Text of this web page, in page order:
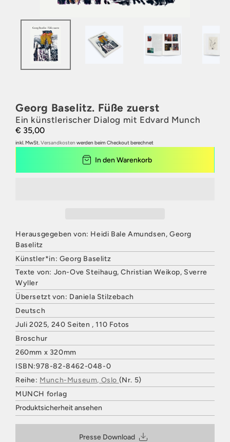
Georg Baselitz. Füße zuerst
Ein künstlerischer Dialog mit Edvard Munch
€ 35,00
inkl. MwSt.Versandkosten werden beim Checkout berechnet
In den Warenkorb
Herausgegeben von: Heidi Bale Amundsen, Georg
Baselitz
Künstler*in: Georg Baselitz
Texte von: Jon-Ove Steihaug, Christian Weikop, Sverre
Wyller
Übersetzt von: Daniela Stilzebach
Deutsch
Juli 2025, 240 Seiten , 110 Fotos
Broschur
260mm x 320mm
ISBN:978-82-8462-048-0
Reihe: Munch-Museum, Oslo (Nr. 5)
MUNCH forlag
Produktsicherheit ansehen
HATJE CANTZ VERLAG
Presse Download